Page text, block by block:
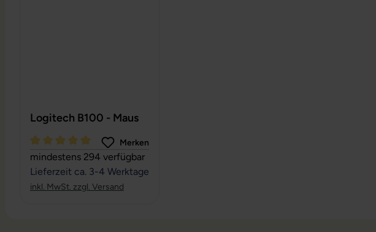
Logitech B100 - Maus
Durchschnittliche Bewertung von 5 von 5 Sternen
Merken
mindestens 294 verfügbar
Lieferzeit ca. 3-4 Werktage
inkl. MwSt. zzgl. Versand